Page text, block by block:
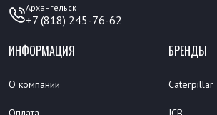
Архангельск
+7 (818) 245-76-62
ИНФОРМАЦИЯ
О компании
БРЕНДЫ
Caterpillar